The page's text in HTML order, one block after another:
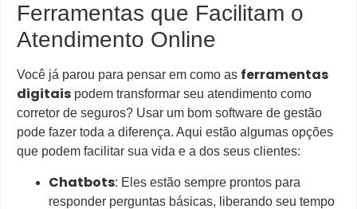
Ferramentas que Facilitam o
Atendimento Online
Você já parou para pensar em como as ferramentas
digitais podem transformar seu atendimento como
corretor de seguros? Usar um bom software de gestão
pode fazer toda a diferença. Aqui estão algumas opções
que podem facilitar sua vida e a dos seus clientes:
Chatbots: Eles estão sempre prontos para
responder perguntas básicas, liberando seu tempo